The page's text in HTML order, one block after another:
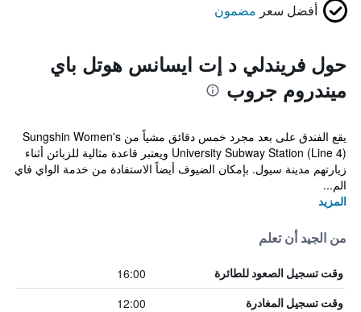
أفضل سعر مضمون
حول فريندلي د إت ايسانس هوتل باي
ميندروم جروب
يقع الفندق على بعد مجرد خمس دقائق مشياً من Sungshin Women's
University Subway Station (Line 4) ويعتبر قاعدة مثالية للزبائن أثناء
زيارتهم مدينة سيول. بإمكان الضيوف أيضاً الاستفادة من خدمة الواي فاي
الم...
المزيد
من الجيد أن تعلم
وقت تسجيل الصعود للطائرة 16:00
وقت تسجيل المغادرة 12:00